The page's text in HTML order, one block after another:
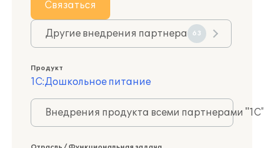
Связаться
Другие внедрения партнера 63
Продукт
1С:Дошкольное питание
Внедрения продукта всеми партнерами